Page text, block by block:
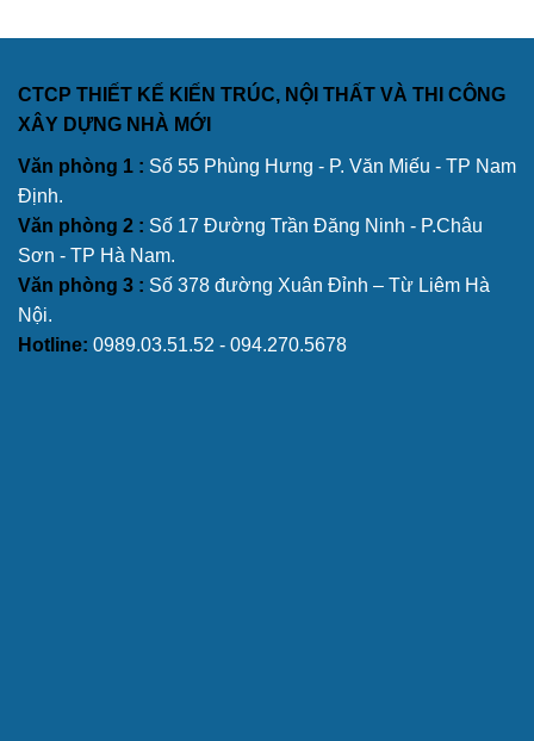
CTCP THIẾT KẾ KIẾN TRÚC, NỘI THẤT VÀ THI CÔNG
XÂY DỰNG NHÀ MỚI
Văn phòng 1 : Số 55 Phùng Hưng - P. Văn Miếu - TP Nam
Định.
Văn phòng 2 : Số 17 Đường Trần Đăng Ninh - P.Châu
Sơn - TP Hà Nam.
Văn phòng 3 : Số 378 đường Xuân Đỉnh – Từ Liêm Hà
Nội.
Hotline: 0989.03.51.52 - 094.270.5678